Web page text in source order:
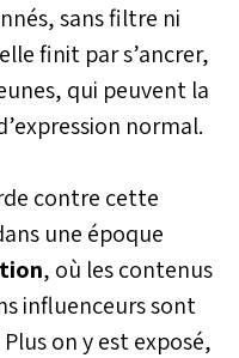
sans filtre ni
finit par s’ancrer,
qui peuvent la
normal.
contre cette
une époque
, où les contenus
influenceurs sont
on y est exposé,